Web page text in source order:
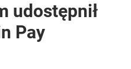
udostępnił
Pay